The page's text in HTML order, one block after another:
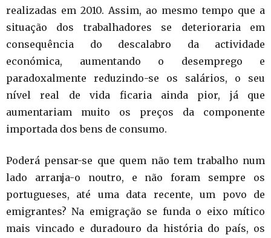
realizadas em 2010. Assim, ao mesmo tempo que a
situação dos trabalhadores se deterioraria em
consequência do descalabro da actividade
económica, aumentando o desemprego e
paradoxalmente reduzindo-se os salários, o seu
nível real de vida ficaria ainda pior, já que
aumentariam muito os preços da componente
importada dos bens de consumo.
Poderá pensar-se que quem não tem trabalho num
lado arranja-o noutro, e não foram sempre os
portugueses, até uma data recente, um povo de
emigrantes? Na emigração se funda o eixo mítico
mais vincado e duradouro da história do país, os